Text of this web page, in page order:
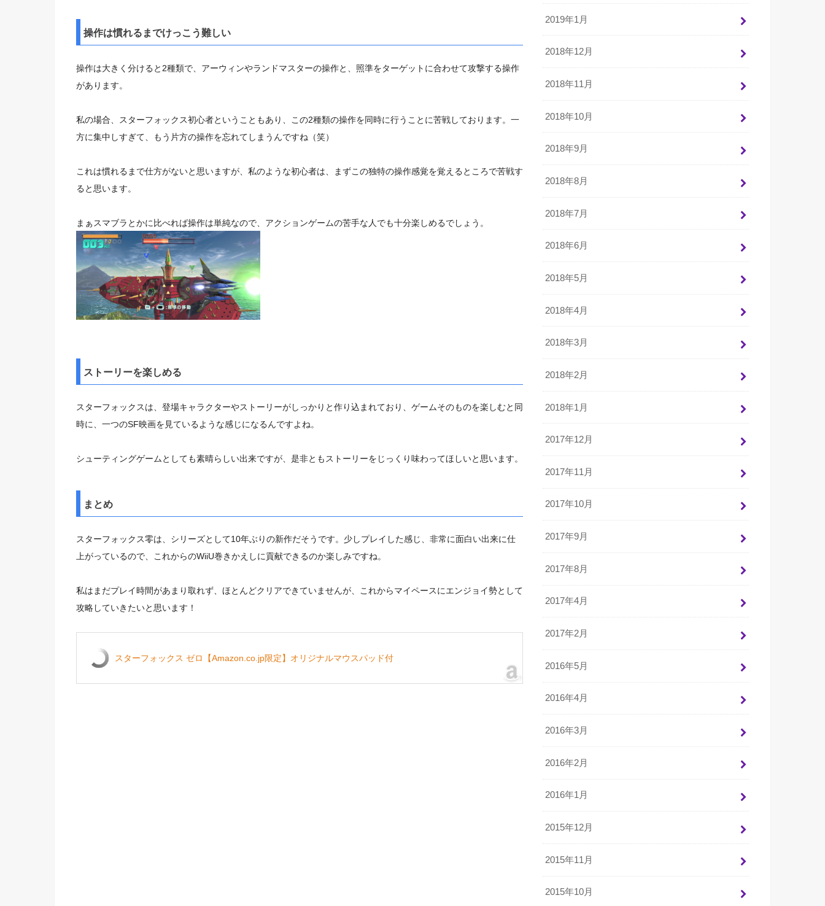
操作は慣れるまでけっこう難しい
操作は大きく分けると2種類で、 アーウィンやランドマスターの操作と、照準をターゲットに合わせて攻撃する操作
があります。
私の場合、スターフォックス初心者ということもあり、 この2種類の操作を同時に行うことに苦戦しております。一
方に集中しすぎて、
もう片方の操作を忘れて しまうんですね（笑）
これは慣れるまで仕方がないと思いますが、私のような初心者は、 まずこの独特の操作感覚を覚えるところで苦戦す
ると思います。
まぁスマブラとかに比べれば操作は単純なので、 アクションゲームの苦手な人でも十分楽しめるでしょう。
ストーリーを楽しめる
スターフォックスは、 登場キャラクターやストーリーがしっかりと作り込まれており、ゲームそのものを楽しむと同
時に、 一つのSF映画を見ているような感じになるんですよね。
シューティングゲームとしても素晴らしい出来ですが、 是非ともストーリーをじ っくり味わってほしいと思います。
まとめ
スターフォックス零は、 シリーズとして10年ぶりの新作だそうです。少しプレイ した感じ、非常に面白い出来に仕
上がっているので、 これからのWiiU巻きかえしに貢献できるのか楽しみですね。
私はまだプレイ時間があまり取れず、 ほとんどクリアできていませんが、これからマイペースにエンジョイ勢として
攻略していきたいと思います！
スターフォックス ゼロ【Amazon.co.jp限定】オリジナルマウスパッド付
2019年1月
2018年12月
2018年11月
2018年10月
2018年9月
2018年8月
2018年7月
2018年6月
2018年5月
2018年4月
2018年3月
2018年2月
2018年1月
2017年12月
2017年11月
2017年10月
2017年9月
2017年8月
2017年4月
2017年2月
2016年5月
2016年4月
2016年3月
2016年2月
2016年1月
2015年12月
2015年11月
2015年10月